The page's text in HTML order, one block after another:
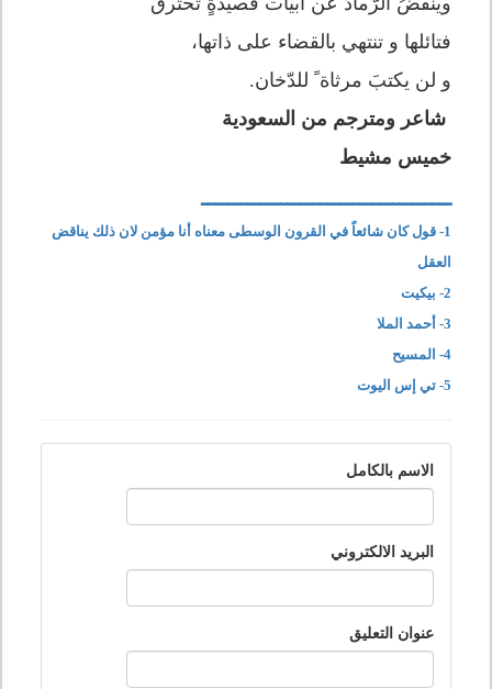
فتائلها و تنتهي بالقضاء على ذاتها،
و لن يكتبَ مرثاة ً للدّخان.
شاعر ومترجم من السعودية
خميس مشيط
ــــــــــــــــــــــــــــــــــــــ
1- قول كان شائعاً في القرون الوسطى معناه أنا مؤمن لان ذلك يناقض
العقل
2- بيكيت
3- أحمد الملا
4- المسيح
5- تي إس اليوت
الاسم بالكامل
البريد الالكتروني
عنوان التعليق